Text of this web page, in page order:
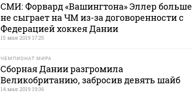
СМИ: Форвард «Вашингтона» Эллер больше
не сыграет на ЧМ из-за договоренности с
Федерацией хоккея Дании
15 мая 2019 17:25
ЧЕМПИОНАТ МИРА
Сборная Дании разгромила
Великобританию, забросив девять шайб
14 мая 2019 19:36